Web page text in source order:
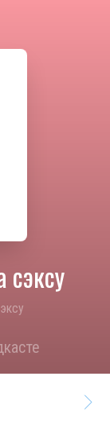
сэксу